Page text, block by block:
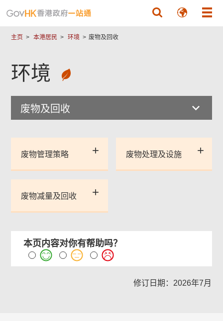
主页 本港居民 环境 废物及回收
环境
废物及回收
废物管理策略 废物处理及设施
废物减量及回收
本页内容对你有帮助吗？
修订日期：2026年7月